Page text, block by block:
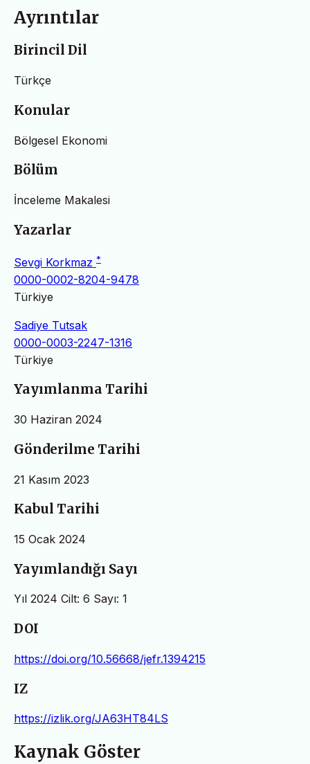
Ayrıntılar
Birincil Dil
Türkçe
Konular
Bölgesel Ekonomi
Bölüm
İnceleme Makalesi
Yazarlar
Sevgi Korkmaz *
0000-0002-8204-9478
Türkiye
Sadiye Tutsak
0000-0003-2247-1316
Türkiye
Yayımlanma Tarihi
30 Haziran 2024
Gönderilme Tarihi
21 Kasım 2023
Kabul Tarihi
15 Ocak 2024
Yayımlandığı Sayı
Yıl 2024 Cilt: 6 Sayı: 1
DOI
https://doi.org/10.56668/jefr.1394215
IZ
https://izlik.org/JA63HT84LS
Kaynak Göster